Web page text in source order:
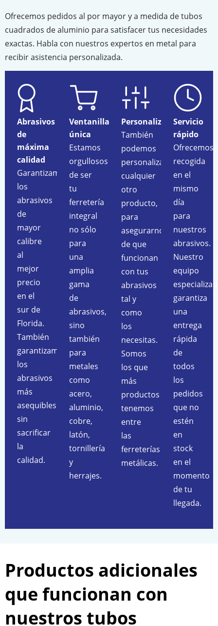
Ofrecemos pedidos al por mayor y a medida de tubos
cuadrados de aluminio para satisfacer tus necesidades
exactas. Habla con nuestros expertos en metal para
recibir asistencia personalizada.
Abrasivos
de
máxima
calidad
Garantizamos
los
abrasivos
de
mayor
calibre
al
mejor
precio
en el
sur de
Florida.
También
garantizamos
los
abrasivos
más
asequibles
sin
sacrificar
la
calidad.
Ventanilla
única
Estamos
orgullosos
de ser
tu
ferretería
integral
no sólo
para
una
amplia
gama
de
abrasivos,
sino
también
para
metales
como
acero,
aluminio,
cobre,
latón,
tornillería
y
herrajes.
Personalización
También
podemos
personalizar
cualquier
otro
producto,
para
asegurarnos
de que
funcionan
con tus
abrasivos
tal y
como
los
necesitas.
Somos
los que
más
productos
tenemos
entre
las
ferreterías
metálicas.
Servicio
rápido
Ofrecemos
recogida
en el
mismo
día
para
nuestros
abrasivos.
Nuestro
equipo
garantiza
una
entrega
rápida
de
todos
los
pedidos
que no
estén
en
stock
en el
momento
de tu
llegada.
Productos adicionales
que funcionan con
nuestros tubos